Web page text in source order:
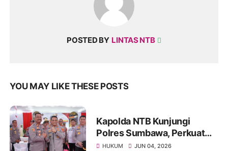
POSTED BY LINTAS NTB
YOU MAY LIKE THESE POSTS
Kapolda NTB Kunjungi
Polres Sumbawa, Perkuat
Pengawasan Internal dan
HUKUM JUN 04, 2026